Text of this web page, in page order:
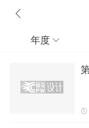
年度 